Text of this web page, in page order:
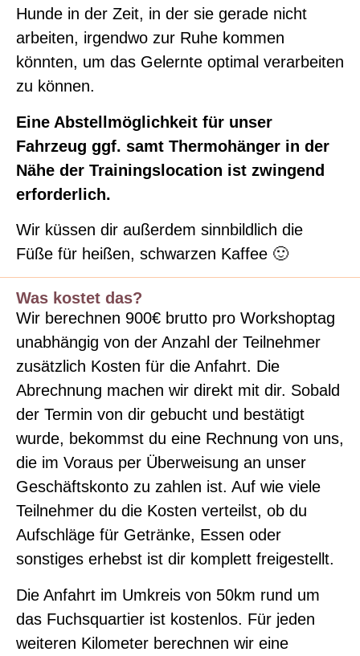
Hunde in der Zeit, in der sie gerade nicht
arbeiten, irgendwo zur Ruhe kommen
könnten, um das Gelernte optimal verarbeiten
zu können.
Eine Abstellmöglichkeit für unser
Fahrzeug ggf. samt Thermohänger in der
Nähe der Trainingslocation ist zwingend
erforderlich.
Wir küssen dir außerdem sinnbildlich die
Füße für heißen, schwarzen Kaffee 🙂
Was kostet das?
Wir berechnen 900€ brutto pro Workshoptag
unabhängig von der Anzahl der Teilnehmer
zusätzlich Kosten für die Anfahrt. Die
Abrechnung machen wir direkt mit dir. Sobald
der Termin von dir gebucht und bestätigt
wurde, bekommst du eine Rechnung von uns,
die im Voraus per Überweisung an unser
Geschäftskonto zu zahlen ist. Auf wie viele
Teilnehmer du die Kosten verteilst, ob du
Aufschläge für Getränke, Essen oder
sonstiges erhebst ist dir komplett freigestellt.
Die Anfahrt im Umkreis von 50km rund um
das Fuchsquartier ist kostenlos. Für jeden
weiteren Kilometer berechnen wir eine